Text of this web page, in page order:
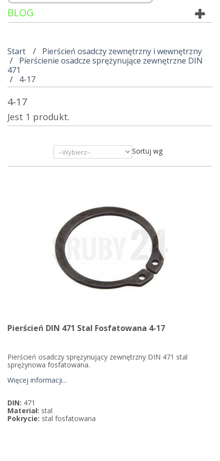
BLOG
Start
Pierścień osadczy zewnętrzny i wewnętrzny
Pierścienie osadcze sprężynujące zewnętrzne DIN
471
4-17
4-17
Jest 1 produkt.
Sortuj wg
Pierścień DIN 471 Stal Fosfatowana 4-17
Pierścień osadczy sprężynujący zewnętrzny DIN 471 stal
sprężynowa fosfatowana.
Więcej informacji...
DIN: 471
Materiał: stal
Pokrycie: stal fosfatowana